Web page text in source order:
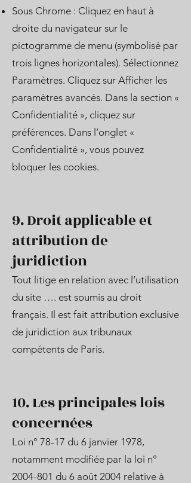
Sous Chrome : Cliquez en haut à
droite du navigateur sur le
pictogramme de menu (symbolisé par
trois lignes horizontales). Sélectionnez
Paramètres. Cliquez sur Afficher les
paramètres avancés. Dans la section «
Confidentialité », cliquez sur
préférences. Dans l’onglet «
Confidentialité », vous pouvez
bloquer les cookies.
9. Droit applicable et
attribution de
juridiction
Tout litige en relation avec l’utilisation
du site …. est soumis au droit
français. Il est fait attribution exclusive
de juridiction aux tribunaux
compétents de Paris.
10. Les principales lois
concernées
Loi n° 78-17 du 6 janvier 1978,
notamment modifiée par la loi n°
2004-801 du 6 août 2004 relative à